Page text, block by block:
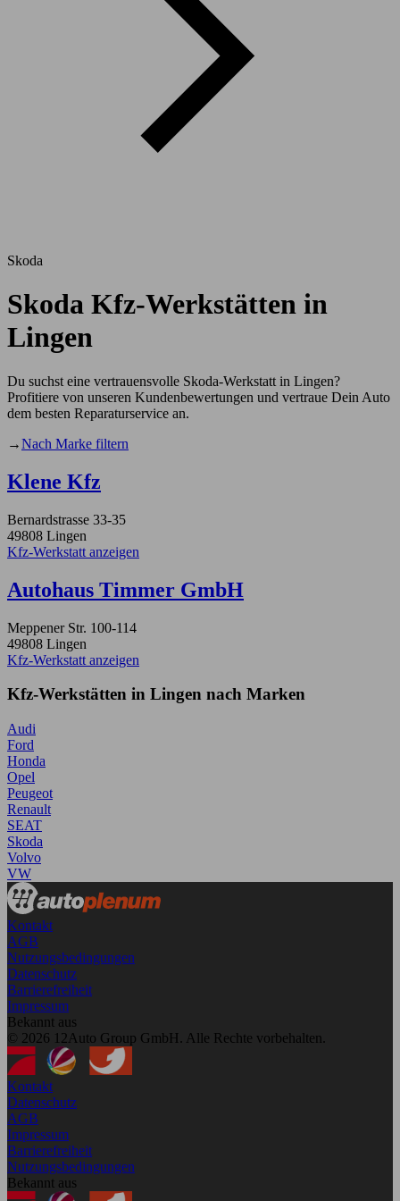
Skoda
Skoda Kfz-Werkstätten in
Lingen
Du suchst eine vertrauensvolle Skoda-Werkstatt in Lingen?
Profitiere von unseren Kundenbewertungen und vertraue Dein Auto
dem besten Reparaturservice an.
→Nach Marke filtern
Klene Kfz
Bernardstrasse 33-35
49808 Lingen
Kfz-Werkstatt anzeigen
Autohaus Timmer GmbH
Meppener Str. 100-114
49808 Lingen
Kfz-Werkstatt anzeigen
Kfz-Werkstätten in Lingen nach Marken
Audi
Ford
Honda
Opel
Peugeot
Renault
SEAT
Skoda
Volvo
VW
Kontakt
AGB
Nutzungsbedingungen
Datenschutz
Barrierefreiheit
Impressum
Bekannt aus
© 2026 12Auto Group GmbH. Alle Rechte vorbehalten.
Kontakt
Datenschutz
AGB
Impressum
Barrierefreiheit
Nutzungsbedingungen
Bekannt aus